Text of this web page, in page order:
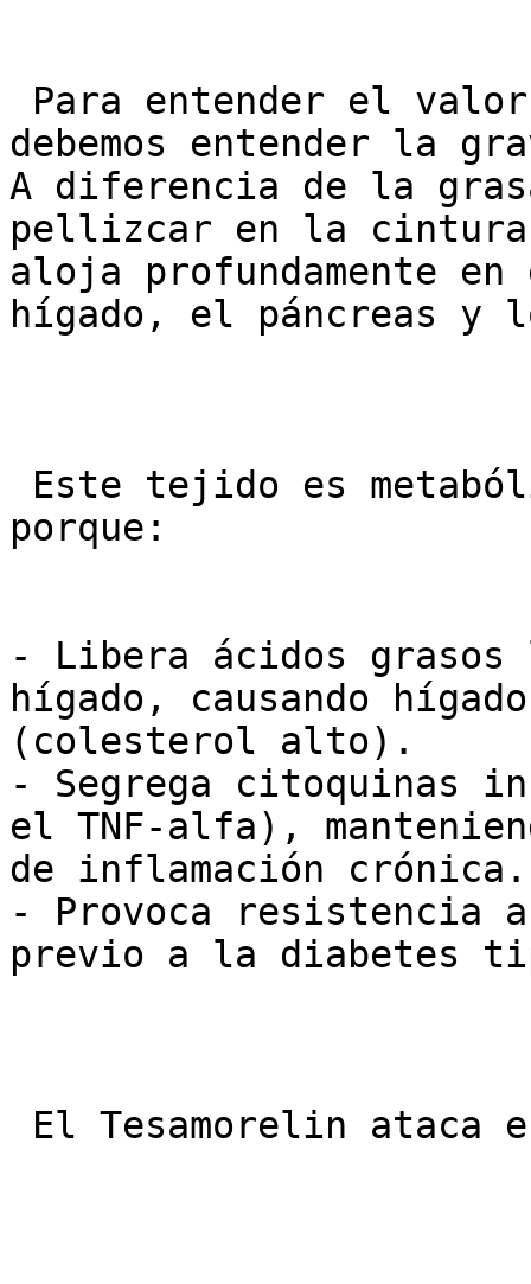
debemos entender la
A diferencia de la
pellizcar en la
aloja profundamente
hígado, el páncreas y
porque:
- Libera ácidos
hígado, causando
(colesterol alto).
- Segrega citoquinas
el TNF-alfa),
de inflamación crónica.
- Provoca resistencia
previo a la diabetes